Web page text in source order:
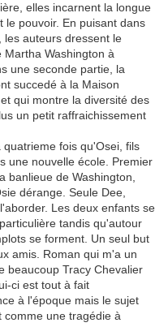
elles incarnent la longue
le pouvoir. En puisant dans
les auteurs dressent le
Washington à
une seconde partie, la
succedé à la Maison
qui montre la diversité des
un petit raffraichissement
quatrieme fois qu'Osei, fils
une nouvelle école. Premier
banlieue de Washington,
dérange. Seule Dee,
Les deux enfants se
tandis qu'autour
se forment. Un seul but
amis. Roman qui m'a un
beaucoup Tracy Chevalier
ci est tout à fait
à l'époque mais le sujet
comme une tragédie à